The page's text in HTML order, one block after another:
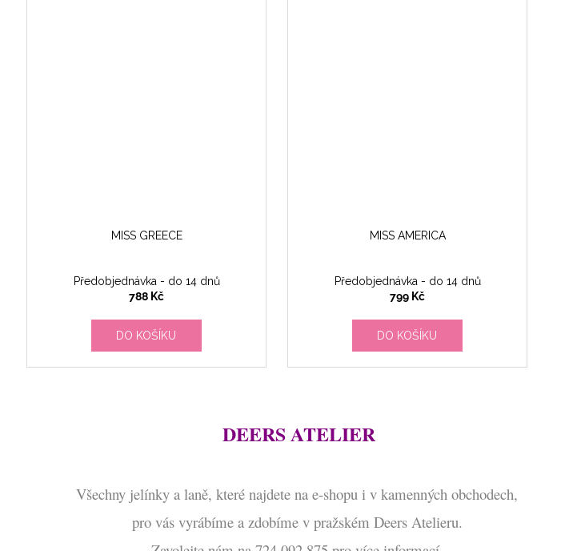
MISS GREECE
Předobjednávka - do 14 dnů
788 Kč
DO KOŠÍKU
MISS AMERICA
Předobjednávka - do 14 dnů
799 Kč
DO KOŠÍKU
DEERS ATELIER
Všechny jelínky a laně, které najdete na e-shopu i v kamenných obchodech,
pro vás vyrábíme a zdobíme v pražském Deers Atelieru.